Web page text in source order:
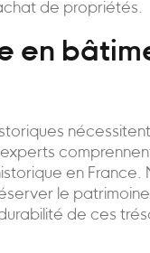
de propriétés.
en
en France.
le
de ces